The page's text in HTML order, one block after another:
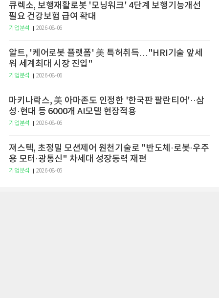
큐렉소, 보행재활로봇 '모닝워크' 4단계 보행기능개선
필요 건강보험 급여 확대
기업분석 2026-08-06
알트, '케어로봇 플랫폼' 美 특허취득…"HRI기술 앞세
워 세계최대 시장 진입"
기업분석 2026-08-06
마키나락스, 美 아마존도 인정한 '한국판 팔란티어'··삼
성·현대 등 6000개 AI모델 현장적용
기업분석 2026-08-06
져스텍, 초정밀 모션제어 원천기술로 "반도체·로봇·우주
용 모터·광통신" 차세대 성장동력 재편
기업분석 2026-08-05